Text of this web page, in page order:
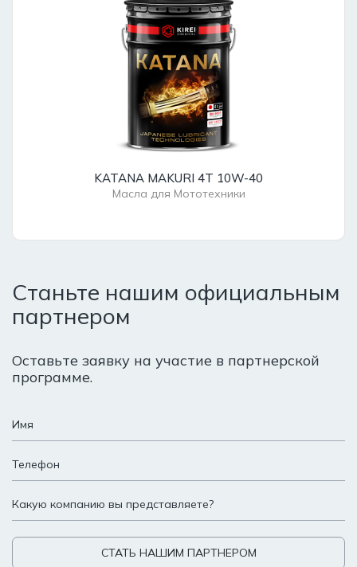
KATANA MAKURI 4T 10W-40
Масла для Мототехники
Станьте нашим официальным
партнером
Оставьте заявку на участие в партнерской
программе.
СТАТЬ НАШИМ ПАРТНЕРОМ